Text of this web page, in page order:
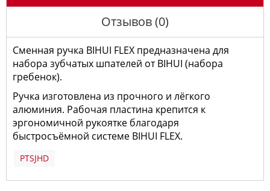
Отзывов (0)
Сменная ручка BIHUI FLEX предназначена для
набора зубчатых шпателей от BIHUI (набора
гребенок).
Ручка изготовлена из прочного и лёгкого
алюминия. Рабочая пластина крепится к
эргономичной рукоятке благодаря
быстросъёмной системе BIHUI FLEX.
PTSJHD